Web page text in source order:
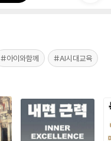
#아이와함께 #AI시대교육